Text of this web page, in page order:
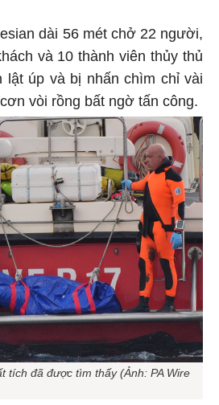
dài 56 mét chở 22 người,
và 10 thành viên thủy thủ
lật úp và bị nhấn chìm chỉ vài
vòi rồng bất ngờ tấn công.
tích đã được tìm thấy (Ảnh: PA Wire